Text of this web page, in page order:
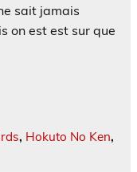
sait jamais
on est est sur que
, Hokuto No Ken,